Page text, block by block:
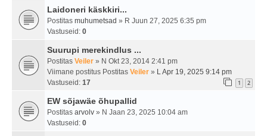
Laidoneri käskkiri...
Postitas muhumetsad » R Juun 27, 2025 6:35 pm
Vastuseid: 0
Suurupi merekindlus ...
Postitas Veiler » N Okt 23, 2014 2:41 pm
Viimane postitus Postitas Veiler » L Apr 19, 2025 9:14 pm
Vastuseid: 17 1 2
EW sõjawäe õhupallid
Postitas arvolv » N Jaan 23, 2025 10:04 am
Vastuseid: 0